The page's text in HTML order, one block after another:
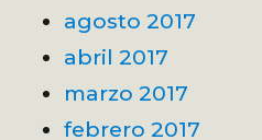
agosto 2017
abril 2017
marzo 2017
febrero 2017